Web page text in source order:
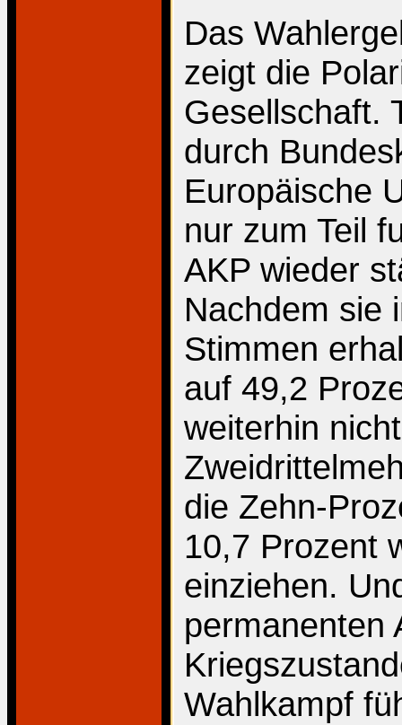
Das
zeigt die
Gesellschaft.
durch
Europäische
nur zum Teil
AKP wieder
Nachdem sie
Stimmen
auf 49,2
weiterhin
die Zehn-
10,7 Prozent
einziehen.
permanenten
Wahlkampf